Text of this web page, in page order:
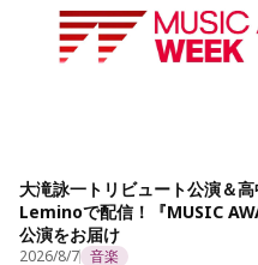
大滝詠一トリビュート公演＆
Leminoで配信！『MUSIC
公演をお届け
2026/8/7 音楽